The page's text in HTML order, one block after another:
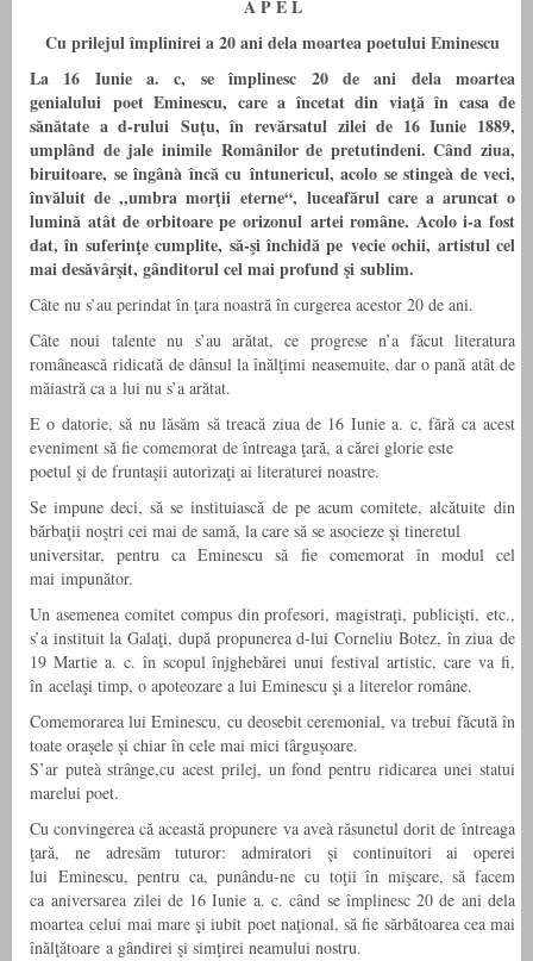
A P E L
Cu prilejul împlinirei a 20 ani dela moartea poetului Eminescu
La 16 Iunie a. c, se împlinesc 20 de ani dela moartea
genialului poet Eminescu, care a încetat din viaţă în casa de
sănătate a d-rului Suţu, în revărsatul zilei de 16 Iunie 1889,
umplând de jale inimile Românilor de pretutindeni. Când ziua,
biruitoare, se îngânà încă cu întunericul, acolo se stingeà de veci,
învăluit de ,,umbra morţii eterne“, luceafărul care a aruncat o
lumină atât de orbitoare pe orizonul artei române. Acolo i-a fost
dat, în suferinţe cumplite, să-şi închidă pe vecie ochii, artistul cel
mai desăvârşit, gânditorul cel mai profund şi sublim.
Câte nu s’au perindat în ţara noastră în curgerea acestor 20 de ani.
Câte noui talente nu s’au arătat, ce progrese n’a făcut literatura
românească ridicată de dânsul la înălţimi neasemuite, dar o pană atât de
măiastră ca a lui nu s’a arătat.
E o datorie, să nu lăsăm să treacă ziua de 16 Iunie a. c, fără ca acest
eveniment să fie comemorat de întreaga ţară, a cărei glorie este
poetul şi de fruntaşii autorizaţi ai literaturei noastre.
Se impune deci, să se instituiască de pe acum comitete, alcătuite din
bărbaţii noştri cei mai de samă, la care să se asocieze şi tineretul
universitar, pentru ca Eminescu să fie comemorat în modul cel
mai impunător.
Un asemenea comitet compus din profesori, magistraţi, publicişti, etc.,
s’a instituit la Galaţi, după propunerea d-lui Corneliu Botez, în ziua de
19 Martie a. c. în scopul înjghebărei unui festival artistic, care va fi,
în acelaşi timp, o apoteozare a lui Eminescu şi a literelor române.
Comemorarea lui Eminescu, cu deosebit ceremonial, va trebui făcută în
toate oraşele şi chiar în cele mai mici târguşoare.
S’ar puteà strânge,cu acest prilej, un fond pentru ridicarea unei statui
marelui poet.
Cu convingerea că această propunere va aveà răsunetul dorit de întreaga
ţară, ne adresăm tuturor: admiratori şi continuitori ai operei
lui Eminescu, pentru ca, punându-ne cu toţii în mişcare, să facem
ca aniversarea zilei de 16 Iunie a. c. când se împlinesc 20 de ani dela
moartea celui mai mare şi iubit poet naţional, să fie sărbătoarea cea mai
înălţătoare a gândirei şi simţirei neamului nostru.